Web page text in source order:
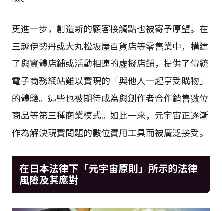
更進一步，創造新的顧客接觸點也被寄予厚望。在
三越伊勢丹或大丸松坂屋百貨店等零售業中，構建
了與實體店鋪或活動相連的虛擬店鋪，提供了傳統
電子商務網站難以實現的「與他人一起享受購物」
的體驗。這些也被期待成為與創作者合作銷售數位
商品等第三種商業模式。如此一來，元宇宙正逐漸
作為解決現實問題的數位實用工具而被廣泛接受。
在日本法律下「元宇宙原則」所示的法律
風險及其應對